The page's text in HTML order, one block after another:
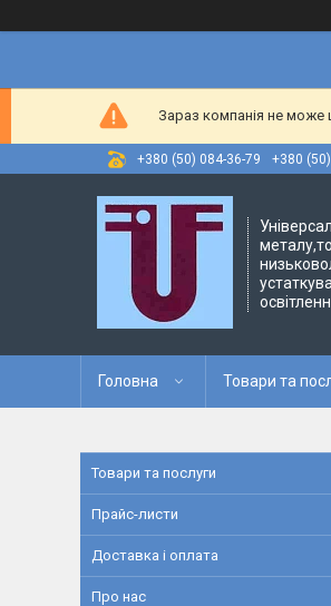
Зараз компанія не може
+380 (50) 084-36-79 +380
Головна Товари та
Товари та послуги
Прайс-листи
Доставка і оплата
Про нас